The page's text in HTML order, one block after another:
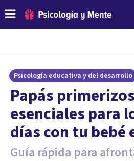
Psicología educativa y del desarrollo
Papás
esenciales para
días con tu bebé
Guía rápida para